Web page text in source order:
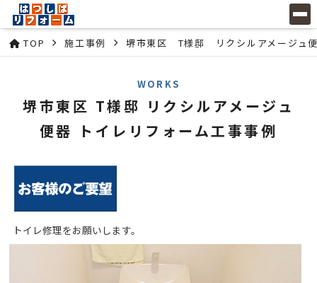
TOP 施工事例 堺市東区 T様邸 リクシルアメージュ
WORKS
堺市東区 T様邸 リクシルアメージュ
便器 トイレリフォーム工事事例
トイレ修理をお願いします。